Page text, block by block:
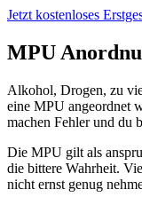
Jetzt kostenloses
MPU
Alkohol, Drogen, zu
eine MPU angeordnet
machen Fehler und du
Die MPU gilt als
die bittere Wahrheit.
nicht ernst genug